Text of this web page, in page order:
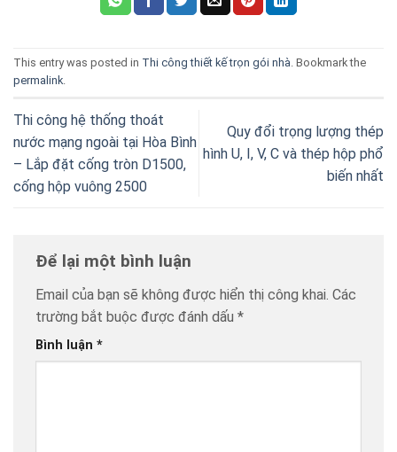
This entry was posted in Thi công thiết kế trọn gói nhà. Bookmark the
permalink.
Thi công hệ thống thoát
nước mạng ngoài tại Hòa Bình
– Lắp đặt cống tròn D1500,
cống hộp vuông 2500
Quy đổi trọng lượng thép
hình U, I, V, C và thép hộp phổ
biến nhất
Để lại một bình luận
Email của bạn sẽ không được hiển thị công khai. Các
trường bắt buộc được đánh dấu *
Bình luận *